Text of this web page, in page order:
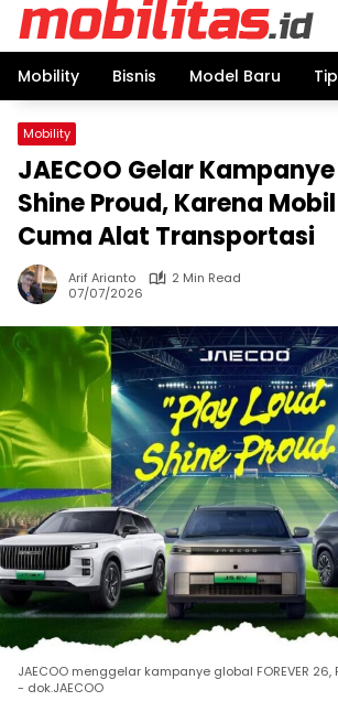
Mobility Bisnis Model Baru
Mobility
JAECOO Gelar
Shine Proud, Karena
Cuma Alat Transportasi
Arif Arianto
2 Min Read
07/07/2026
JAECOO menggelar kampanye global FOREVER 26,
- dok.JAECOO